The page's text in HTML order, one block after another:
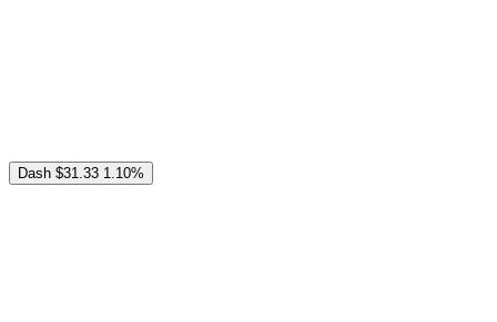
Dash $31.33 1.10%